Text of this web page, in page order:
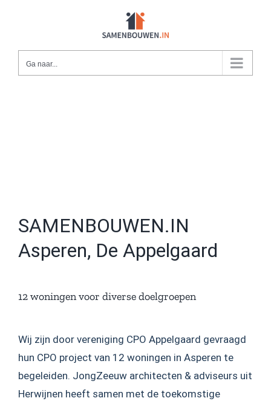
Ga naar...
SAMENBOUWEN.IN
Asperen, De Appelgaard
12 woningen voor diverse doelgroepen
Wij zijn door vereniging CPO Appelgaard gevraagd
hun CPO project van 12 woningen in Asperen te
begeleiden. JongZeeuw architecten & adviseurs uit
Herwijnen heeft samen met de toekomstige